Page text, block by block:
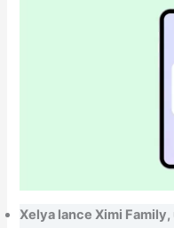
Xelya lance Ximi